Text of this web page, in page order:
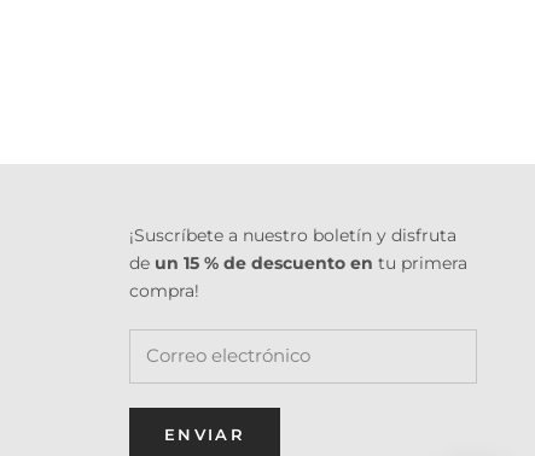
¡Suscríbete a nuestro boletín y disfruta
de un 15 % de descuento en tu primera
compra!
ENVIAR